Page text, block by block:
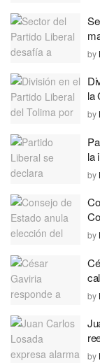
by
la
by
la
by
by
by
by